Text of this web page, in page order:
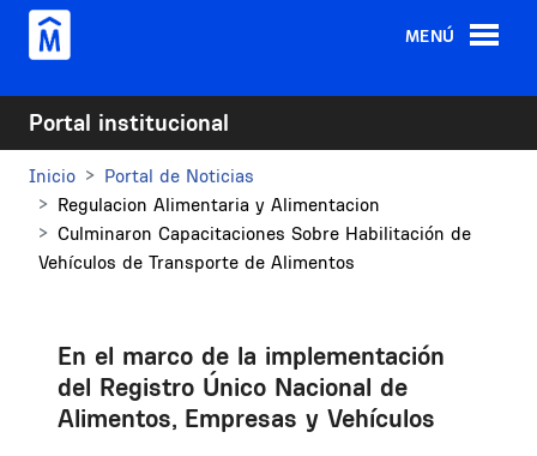
Pasar al contenido principal
MENÚ
Portal institucional
Inicio
Portal de Noticias
Regulacion Alimentaria y Alimentacion
Culminaron Capacitaciones Sobre Habilitación de
Vehículos de Transporte de Alimentos
En el marco de la implementación
del Registro Único Nacional de
Alimentos, Empresas y Vehículos